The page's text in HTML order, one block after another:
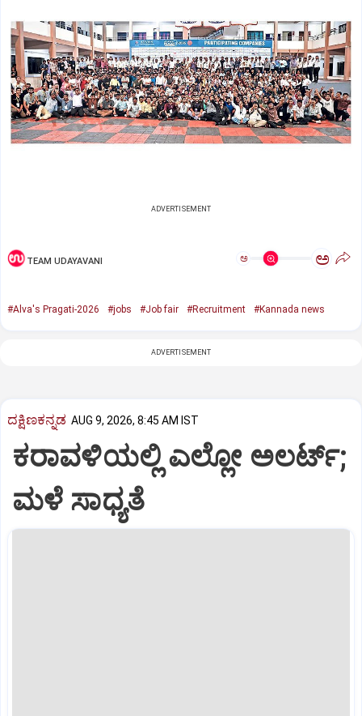
ADVERTISEMENT
TEAM UDAYAVANI ಅ ಅ
#Alva's Pragati-2026 #jobs #Job fair #Recruitment #Kannada news
ADVERTISEMENT
ದಕ್ಷಿಣಕನ್ನಡ AUG 9, 2026, 8:45 AM IST
ಕರಾವಳಿಯಲ್ಲಿ ಎಲ್ಲೋ ಅಲರ್ಟ್‌;
ಮಳೆ ಸಾಧ್ಯತೆ